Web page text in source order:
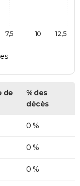
10
7,5 12,5
de
% des
décès
0 %
0 %
0 %